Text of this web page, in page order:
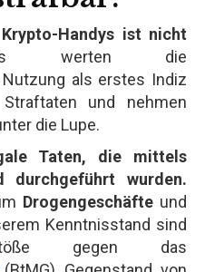
Handys ist nicht
werten die
als erstes Indiz
und nehmen
die Lupe.
Taten, die mittels
durchgeführt wurden.
Drogengeschäfteund
Kenntnisstand sind
gegen das